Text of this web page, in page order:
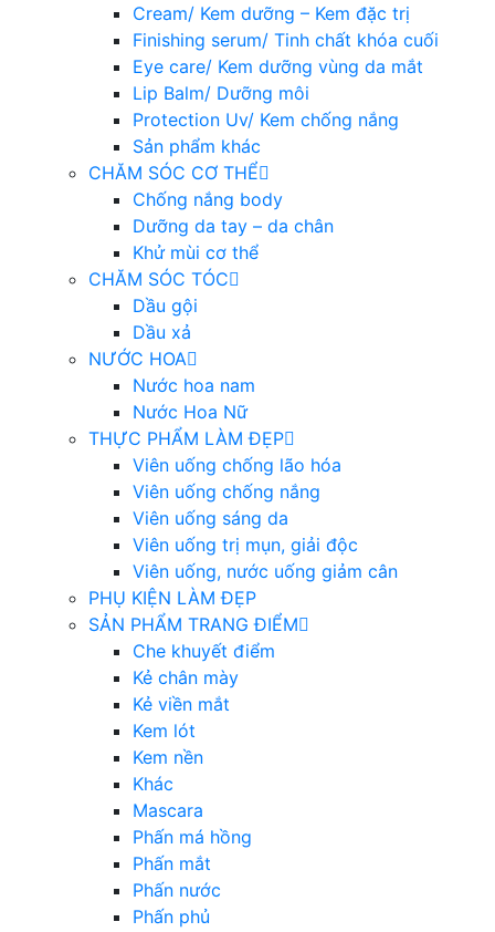
Cream/ Kem dưỡng – Kem đặc trị
Finishing serum/ Tinh chất khóa cuối
Eye care/ Kem dưỡng vùng da mắt
Lip Balm/ Dưỡng môi
Protection Uv/ Kem chống nắng
Sản phẩm khác
CHĂM SÓC CƠ THỂ
Chống nắng body
Dưỡng da tay – da chân
Khử mùi cơ thể
CHĂM SÓC TÓC
Dầu gội
Dầu xả
NƯỚC HOA
Nước hoa nam
Nước Hoa Nữ
THỰC PHẨM LÀM ĐẸP
Viên uống chống lão hóa
Viên uống chống nắng
Viên uống sáng da
Viên uống trị mụn, giải độc
Viên uống, nước uống giảm cân
PHỤ KIỆN LÀM ĐẸP
SẢN PHẨM TRANG ĐIỂM
Che khuyết điểm
Kẻ chân mày
Kẻ viền mắt
Kem lót
Kem nền
Khác
Mascara
Phấn má hồng
Phấn mắt
Phấn nước
Phấn phủ